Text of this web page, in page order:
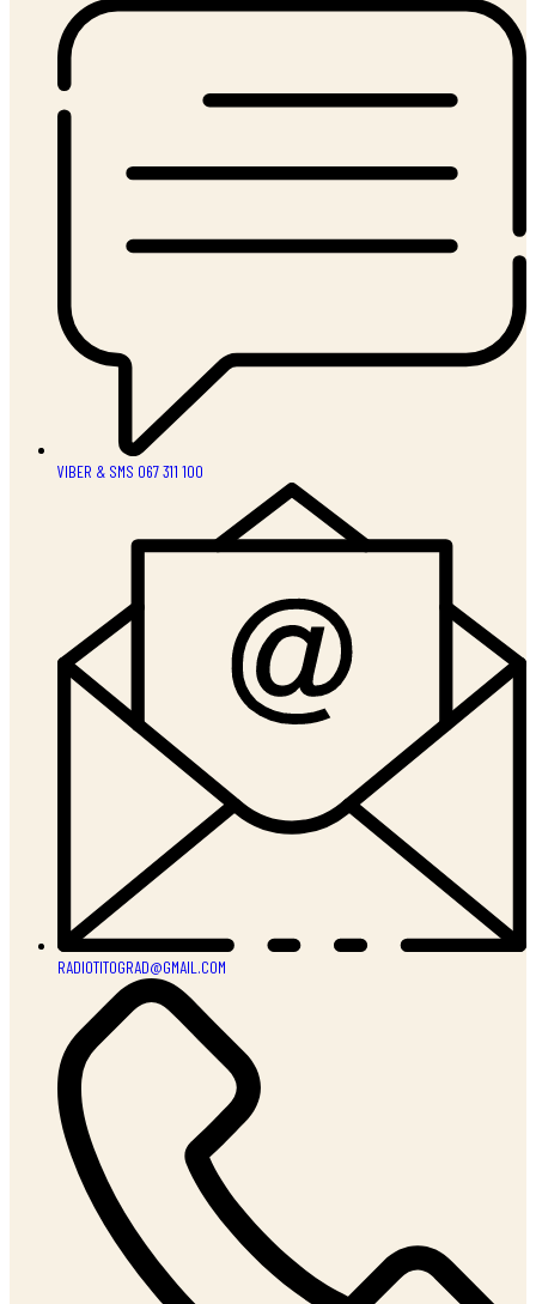
VIBER & SMS 067 311 100
RADIOTITOGRAD@GMAIL.COM